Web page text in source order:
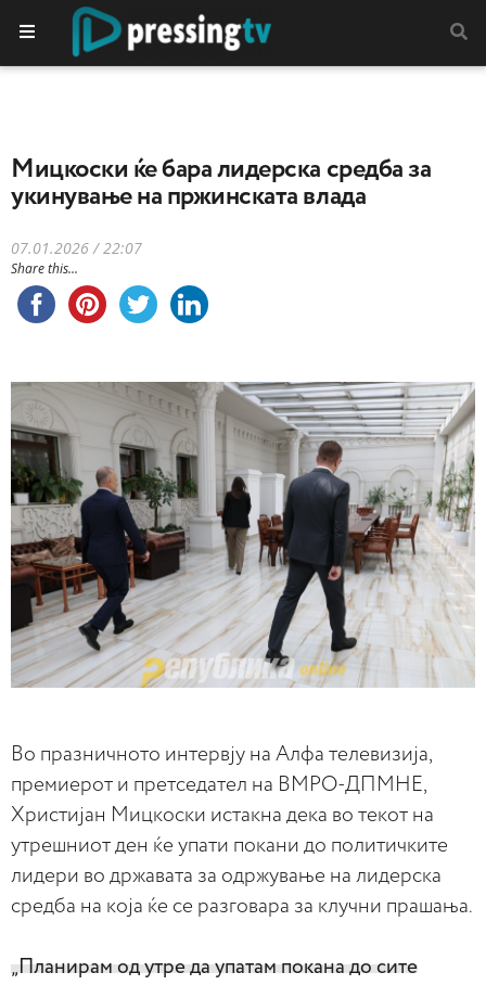
Mицкоски ќе бара лидерска средба за
укинување на пржинската влада
07.01.2026 / 22:07
Share this...
Во празничното интервју на Алфа телевизија,
премиерот и претседател на ВМРО-ДПМНЕ,
Христијан Мицкоски истакна дека во текот на
утрешниот ден ќе упати покани до политичките
лидери во државата за одржување на лидерска
средба на која ќе се разговара за клучни прашања.
„Планирам од утре да упатам покана до сите